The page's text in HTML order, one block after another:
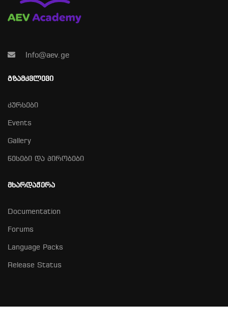
Info@aev.ge
ᲒᲖᲐᲛᲙᲕᲚᲔᲕᲘ
კურსები
Events
Gallery
წესები და პირობები
ᲛᲮᲐᲠᲓᲐᲭᲔᲠᲐ
Documentation
Forums
Language Packs
Release Status